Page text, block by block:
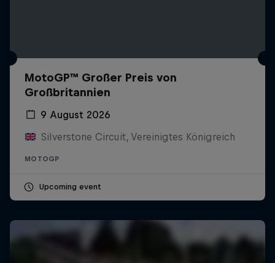
MotoGP™ Großer Preis von
Großbritannien
9 August 2026
Silverstone Circuit, Vereinigtes Königreich
MOTOGP
Upcoming event